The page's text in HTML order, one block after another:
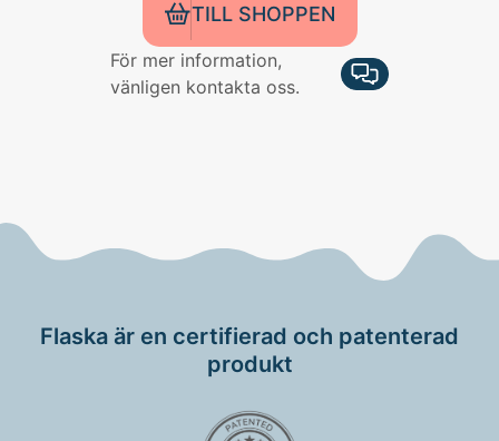
TILL SHOPPEN
För mer information,
vänligen kontakta oss.
Flaska är en certifierad och patenterad
produkt